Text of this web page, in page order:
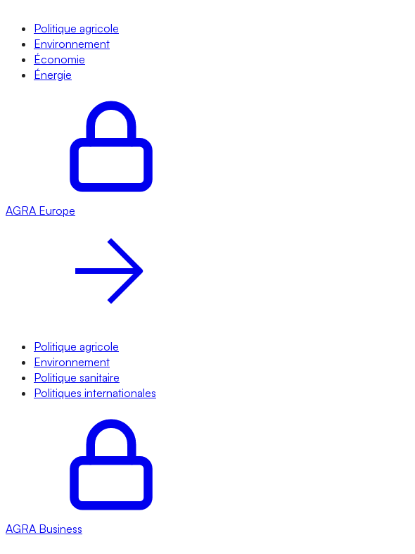
Politique agricole
Environnement
Économie
Énergie
AGRA Europe
Politique agricole
Environnement
Politique sanitaire
Politiques internationales
AGRA Business